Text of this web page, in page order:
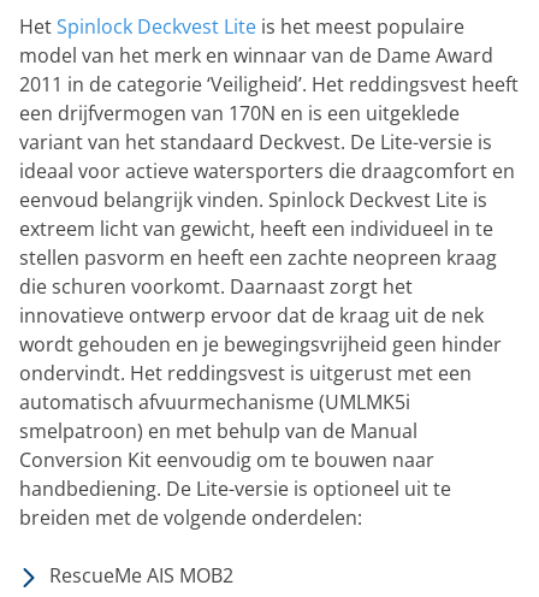
HetSpinlock Deckvest Lite is het meest populaire
model van het merk en winnaar van de Dame Award
2011 in de categorie ‘Veiligheid’. Het reddingsvest heeft
een drijfvermogen van 170N en is een uitgeklede
variant van het standaard Deckvest. De Lite-versie is
ideaal voor actieve watersporters die draagcomfort en
eenvoud belangrijk vinden. Spinlock Deckvest Lite is
extreem licht van gewicht, heeft een individueel in te
stellen pasvorm en heeft een zachte neopreen kraag
die schuren voorkomt. Daarnaast zorgt het
innovatieve ontwerp ervoor dat de kraag uit de nek
wordt gehouden en je bewegingsvrijheid geen hinder
ondervindt. Het reddingsvest is uitgerust met een
automatisch afvuurmechanisme (UMLMK5i
smelpatroon) en met behulp van de Manual
Conversion Kit eenvoudig om te bouwen naar
handbediening. De Lite-versie is optioneel uit te
breiden met de volgende onderdelen:
RescueMe AIS MOB2